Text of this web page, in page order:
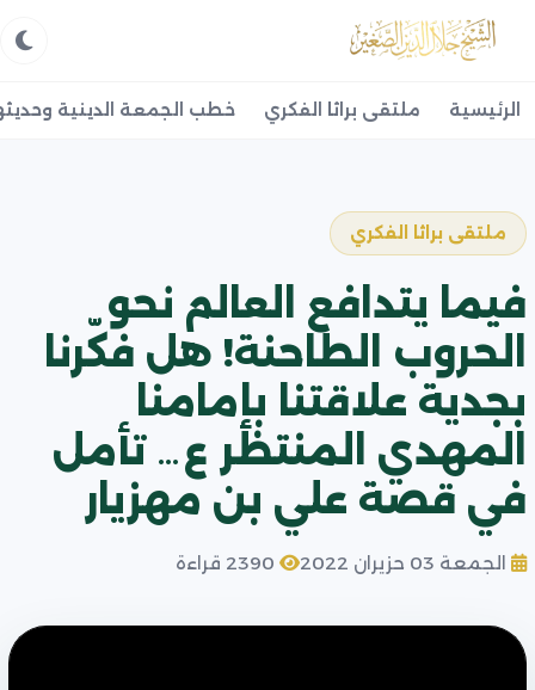
الرئيسية ملتقى براثا الفكري خطب الجمعة الدينية
ملتقى براثا الفكري
فيما يتدافع العالم نحو
الحروب الطاحنة! هل فكّرنا
بجدية علاقتنا بإمامنا
المهدي المنتظر ع… تأمل
في قصة علي بن مهزيار
الجمعة 03 حزيران 2022